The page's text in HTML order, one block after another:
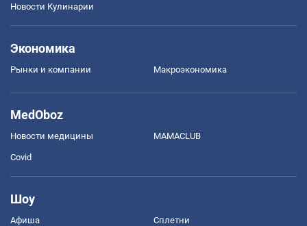
Новости Кулинарии
Экономика
Рынки и компании Mакроэкономика
MedOboz
Новости медицины MAMACLUB
Covid
Шоу
Афиша Сплетни